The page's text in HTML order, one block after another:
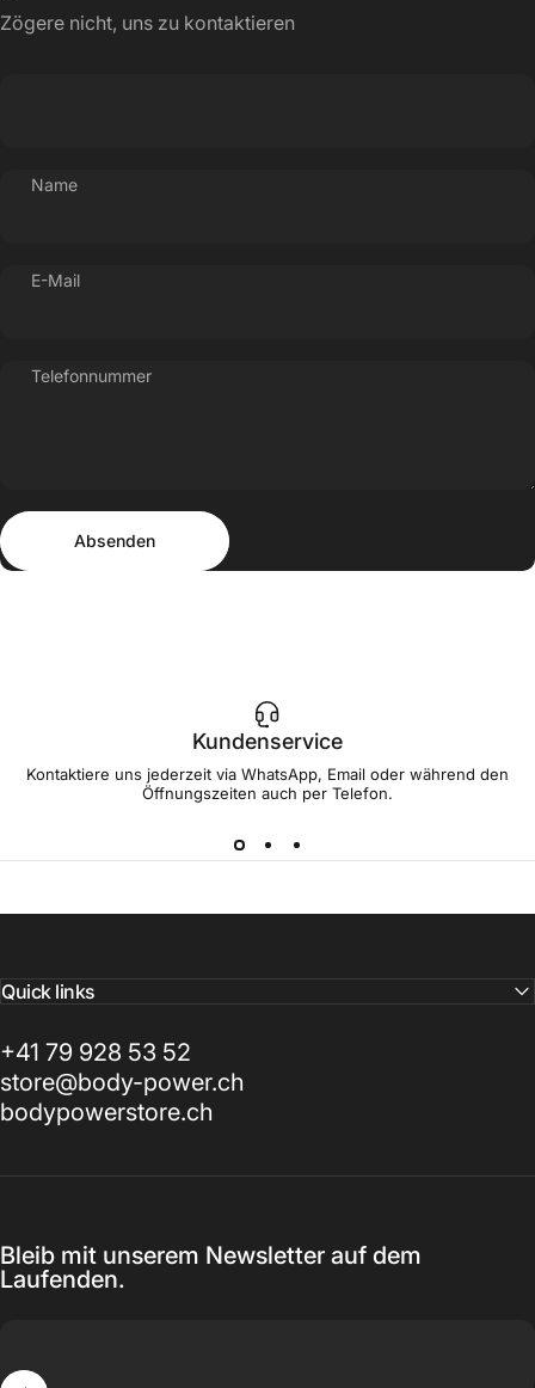
Zögere nicht, uns zu kontaktieren
Name
E-Mail
Telefonnummer
Absenden
Absenden
Kundenservice
Kontaktiere uns jederzeit via WhatsApp, Email oder während den
Öffnungszeiten auch per Telefon.
Quick links
+41 79 928 53 52
store@body-power.ch
bodypowerstore.ch
Bleib mit unserem Newsletter auf dem
Laufenden.